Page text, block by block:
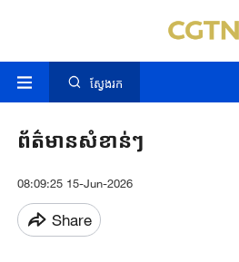
ស្វែងរក
ព័ត៌មានសំខាន់ៗ
08:09:25 15-Jun-2026
Share